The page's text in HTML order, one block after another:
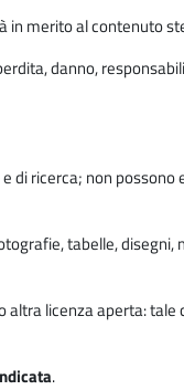
in merito al contenuto
danno,
ricerca; non possono
tabelle, disegni,
licenza aperta: tale
.